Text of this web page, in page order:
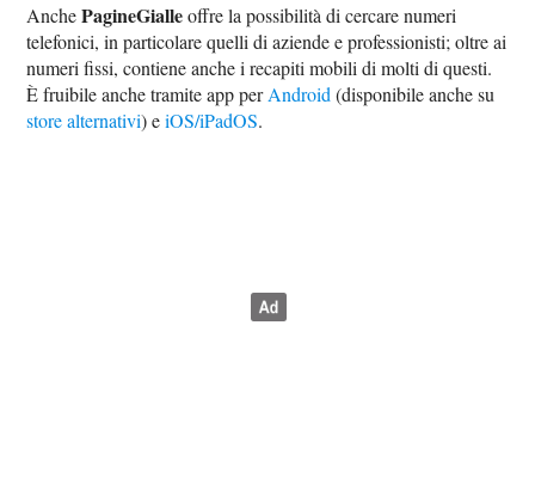
AnchePagineGialleoffre la possibilità di cercare numeri
telefonici, in particolare quelli di aziende e professionisti; oltre ai
numeri fissi, contiene anche i recapiti mobili di molti di questi.
È fruibile anche tramite app perAndroid(disponibile anche su
store alternativi) eiOS/iPadOS.